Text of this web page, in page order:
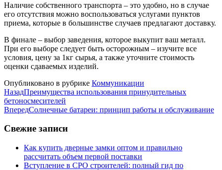
Наличие собственного транспорта – это удобно, но в случае
его отсутствия можно воспользоваться услугами пунктов
приема, которые в большинстве случаев предлагают доставку.
В финале – выбор заведения, которое выкупит ваш металл.
При его выборе следует быть осторожным – изучите все
условия, цену за 1кг сырья, а также уточните стоимость
оценки сдаваемых изделий.
Опубликовано в рубрике Коммуникации
НазадПреимущества использования принудительных
бетоносмесителей
ВпередСолнечные батареи: принцип работы и обслуживание
Свежие записи
Как купить дверные замки оптом и правильно
рассчитать объем первой поставки
Вступление в СРО строителей: полный гид по